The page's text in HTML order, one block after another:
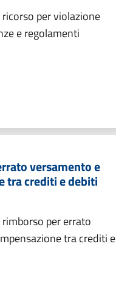
per violazione
e regolamenti
versamento e
tra crediti e debiti
per errato
tra crediti e